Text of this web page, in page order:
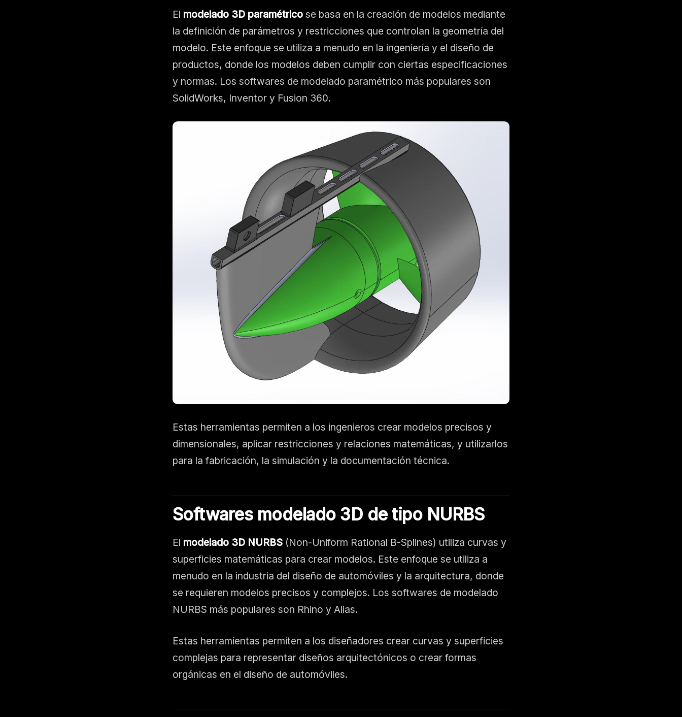
El modelado 3D paramétrico se basa en la creación de modelos mediante
la definición de parámetros y restricciones que controlan la geometría del
modelo. Este enfoque se utiliza a menudo en la ingeniería y el diseño de
productos, donde los modelos deben cumplir con ciertas especificaciones
y normas. Los softwares de modelado paramétrico más populares son
SolidWorks, Inventor y Fusion 360.
Estas herramientas permiten a los ingenieros crear modelos precisos y
dimensionales, aplicar restricciones y relaciones matemáticas, y utilizarlos
para la fabricación, la simulación y la documentación técnica.
Softwares modelado 3D de tipo NURBS
El modelado 3D NURBS (Non-Uniform Rational B-Splines) utiliza curvas y
superficies matemáticas para crear modelos. Este enfoque se utiliza a
menudo en la industria del diseño de automóviles y la arquitectura, donde
se requieren modelos precisos y complejos. Los softwares de modelado
NURBS más populares son Rhino y Alias.
Estas herramientas permiten a los diseñadores crear curvas y superficies
complejas para representar diseños arquitectónicos o crear formas
orgánicas en el diseño de automóviles.